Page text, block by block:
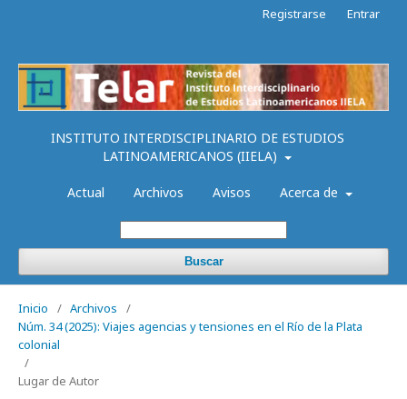
INSTITUTO INTERDISCIPLINARIO DE ESTUDIOS
LATINOAMERICANOS (IIELA)
Actual Archivos Avisos Acerca de
Buscar
Registrarse Entrar
Inicio / Archivos
/
Núm. 34 (2025): Viajes agencias y tensiones en el Río de la Plata
colonial
/
Lugar de Autor